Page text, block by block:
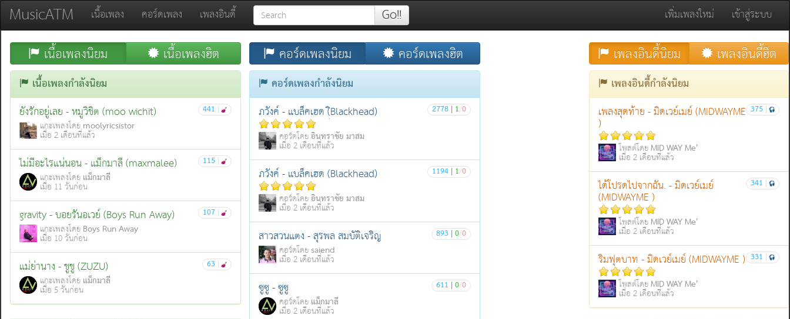
MusicATM เนื้อเพลง คอร์ดเพลง เพลงอินดี้ Go!! เพิ่มเพลงใหม่ เข้าสู่ระบบ
เนื้อเพลงนิยม เนื้อเพลงฮิต
เนื้อเพลงกำลังนิยม
441 |
ยังรักอยู่เลย - หมูวิชิต (moo wichit)
แกะเพลงโดยmoolyricsistor
เมื่อ 2 เดือนที่แล้ว
115 |
ไม่มีอะไรแน่นอน - แม็กมาลี (maxmalee)
แกะเพลงโดย แม็กมาลี
เมื่อ 11 วันก่อน
107 |
gravity - บอยรันอเวย์ (Boys Run Away)
แกะเพลงโดย Boys Run Away
เมื่อ 10 วันก่อน
63 |
แม่ย่านาง - ชูชู (ZUZU)
แกะเพลงโดย แม็กมาลี
เมื่อ 5 วันก่อน
คอร์ดเพลงนิยม คอร์ดเพลงฮิต
คอร์ดเพลงกำลังนิยม
2778 | 1/0
ภวังค์ - แบล็คเฮด (ฺิBlackhead)
คอร์ดโดยอินทราชัย มาสม
เมื่อ 2 เดือนที่แล้ว
1194 | 1/0
ภวังค์ - แบล็คเฮด (Blackhead)
คอร์ดโดยอินทราชัย มาสม
เมื่อ 2 เดือนที่แล้ว
893 | 0/0
สาวสวนแตง - สุรพล สมบัติเจริญ
คอร์ดโดย saiend
เมื่อ 2 เดือนที่แล้ว
611 | 0/0
ซูซู - ซูซู
คอร์ดโดย แม็กมาลี
เมื่อ 2 เดือนที่แล้ว
เพลงอินดี้นิยม เพลงอินดี้ฮิต
เพลงอินดี้กำลังนิยม
375 |
เพลงสุดท้าย - มิดเวย์เมย์ (MIDWAYME
)
โพสต์โดยMID WAY Me'
เมื่อ 2 เดือนที่แล้ว
341 |
ได้โปรดไปจากฉัน. - มิดเวย์เมย์
(MIDWAYME )
โพสต์โดยMID WAY Me'
เมื่อ 2 เดือนที่แล้ว
331 |
ริมฟุตบาท - มิดเวย์เมย์ (MIDWAYME )
โพสต์โดยMID WAY Me'
เมื่อ 2 เดือนที่แล้ว